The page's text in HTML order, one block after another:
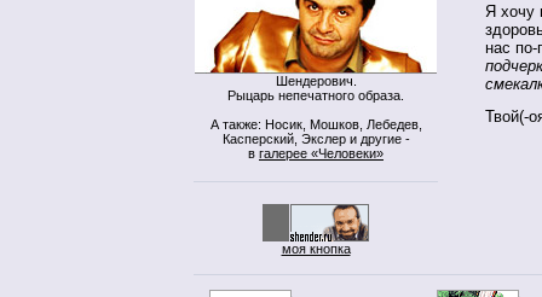
Шендерович.
Рыцарь непечатного образа.
А также: Носик, Мошков, Лебедев,
Касперский, Экслер и другие -
в галерее «Человеки»
моя кнопка
Я хочу
нас
Твой(-